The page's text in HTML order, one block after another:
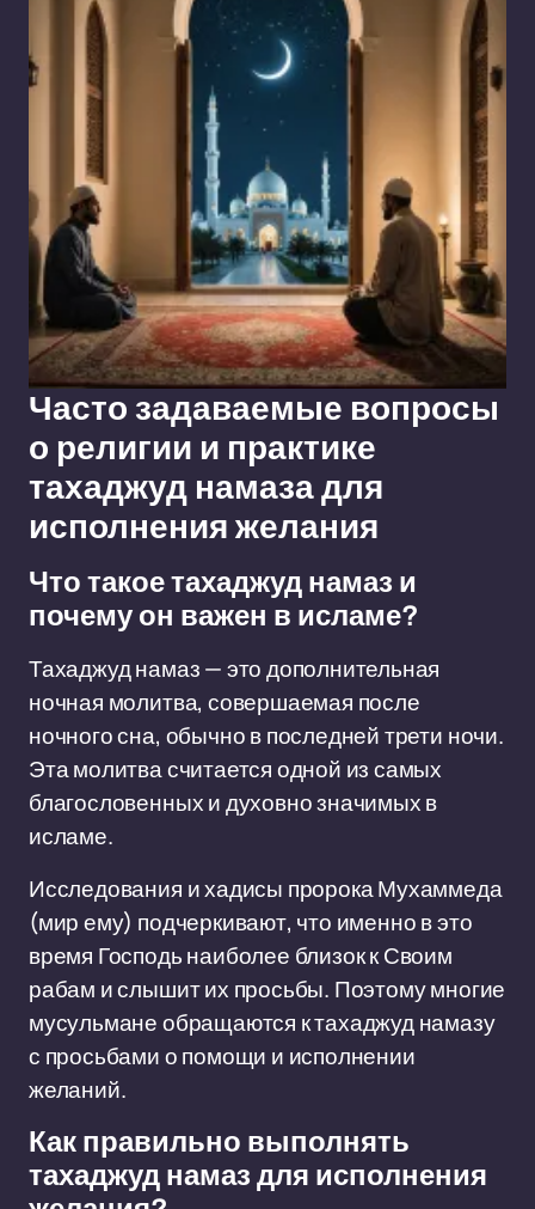
Часто задаваемые вопросы
о религии и практике
тахаджуд намаза для
исполнения желания
Что такое тахаджуд намаз и
почему он важен в исламе?
Тахаджуд намаз — это дополнительная
ночная молитва, совершаемая после
ночного сна, обычно в последней трети ночи.
Эта молитва считается одной из самых
благословенных и духовно значимых в
исламе.
Исследования и хадисы пророка Мухаммеда
(мир ему) подчеркивают, что именно в это
время Господь наиболее близок к Своим
рабам и слышит их просьбы. Поэтому многие
мусульмане обращаются к тахаджуд намазу
с просьбами о помощи и исполнении
желаний.
Как правильно выполнять
тахаджуд намаз для исполнения